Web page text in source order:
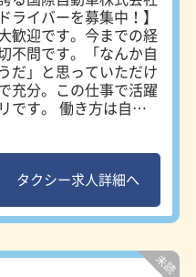
スタートです?
代から60代以上まで
の平均年齢は41歳。
売・エンジニア・自営
日から○○で工事が始
などの情報を交換した
良好です。
もの大学新卒者も入
も107名の新卒ドライ
の20代を採用し、定
ライバーを募集中！】
歓迎です。今までの経
不問です。「なんか自
だ」と思っていただけ
充分。この仕事で活躍
です。 働き方は自由
確保できるため、安
。年収を下げられない
いる方も安心して転職
動車で
的に仕事に取り組むこ
タクシー求人詳細へ